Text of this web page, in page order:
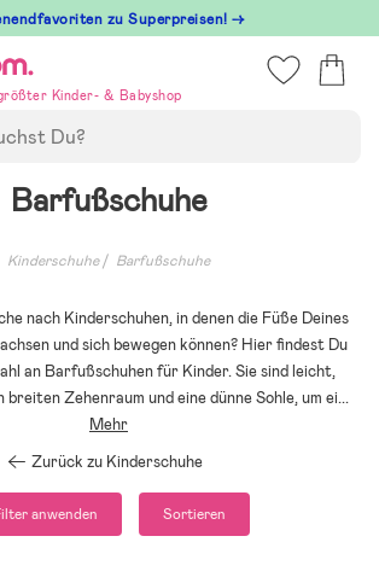
zu Superpreisen! →
Kinder- & Babyshop
Barfußschuhe
Kinderschuhe Barfußschuhe
nach Kinderschuhen, in denen die Füße Deines
und sich bewegen können? Hier findest Du
an Barfußschuhen für Kinder. Sie sind leicht,
breiten Zehenraum und eine dünne Sohle, um ei...
Mehr
Zurück zu Kinderschuhe
anwenden Sortieren